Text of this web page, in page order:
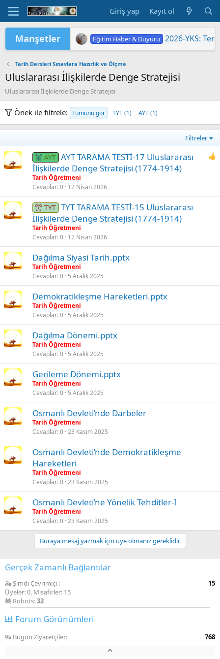
Giriş yap Kayıt ol
Manşetler Eğitim Haber & Duyuru 2026-YKS:
Eğitim Haber & Duyuru
Eğitim Haber & Duyuru
Eğitim Haber & Duyuru
TÜRKİYE YÜZYILI MAARİF
Eğitim Haber & Duyuru
2026 Yükseköğretim Kurumları
Eğitim Haber & Duyuru
Eğitim Haber & Duyuru
2026 HAZİRAN DÖNEMİ MESLEKİ
Tarih Dersleri Sınavlara Hazırlık ve Ölçme
Uluslararası İlişkilerde Denge Stratejisi
Uluslararası İlişkilerde Denge Stratejisi
Önek ile filtrele: Tümünü gör TYT (1) AYT (1)
Filtreler
AYT AYT TARAMA TESTİ-17 Uluslararası
İlişkilerde Denge Stratejisi (1774-1914)
Tarih Öğretmeni
Cevaplar 0 12 Nisan 2026
TYT TYT TARAMA TESTİ-15 Uluslararası
İlişkilerde Denge Stratejisi (1774-1914)
Tarih Öğretmeni
Cevaplar 0 12 Nisan 2026
Dağılma Siyasi Tarih.pptx
Tarih Öğretmeni
Cevaplar 0 5 Aralık 2025
Demokratikleşme Hareketleri.pptx
Tarih Öğretmeni
Cevaplar 0 5 Aralık 2025
Dağılma Dönemi.pptx
Tarih Öğretmeni
Cevaplar 0 5 Aralık 2025
Gerileme Dönemi.pptx
Tarih Öğretmeni
Cevaplar 0 5 Aralık 2025
Osmanlı Devleti’nde Darbeler
Tarih Öğretmeni
Cevaplar 0 23 Kasım 2025
Osmanlı Devleti’nde Demokratikleşme
Hareketleri
Tarih Öğretmeni
Cevaplar 0 23 Kasım 2025
Osmanlı Devleti’ne Yönelik Tehditler-I
Tarih Öğretmeni
Cevaplar 0 23 Kasım 2025
Buraya mesaj yazmak için üye olmanız gereklidir.
Gerçek Zamanlı Bağlantılar
Şimdi Çevrimiçi
15
Üyeler: 0, Misafirler: 15
Robots:32
Forum Görünümleri
Bugün Ziyaretçiler 768